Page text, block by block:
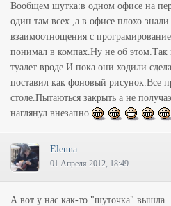
Вообщем шутка:в одном офисе на
один там всех ,а в офисе плохо
взаимоотнощения с
понимал в компах.Ну не об этом.Так
туалет вроде.И пока они ходили
поставил как фоновый рисунок.Все
столе.Пытаються закрыть а не
наглянул внезапно
Elenna
01 Апреля 2012, 18:49
А вот у нас как-то "шуточка"